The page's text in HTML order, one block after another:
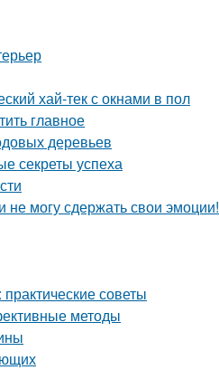
хай-тек с окнами в пол
главное
деревьев
секреты успеха
не могу сдержать свои эмоции!
советы
методы